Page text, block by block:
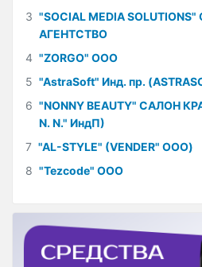
3 "SOCIAL MEDIA
АГЕНТСТВО
4 "ZORGO" ООО
5 "AstraSoft" Инд. пр.
6 "NONNY BEAUTY" САЛОН
N. N." ИндП)
7 "AL-STYLE" (VENDER" ООО)
8 "Tezcode" ООО